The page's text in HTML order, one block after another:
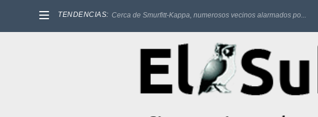
TENDENCIAS: Cerca de Smurfitt-Kappa, numerosos vecinos alarmados po...